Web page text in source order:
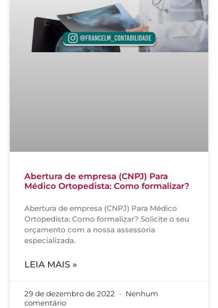
Abertura de empresa (CNPJ) Para
Médico Ortopedista: Como formalizar?
Abertura de empresa (CNPJ) Para Médico
Ortopedista: Como formalizar? Solicite o seu
orçamento com a nossa assessoria
especializada.
LEIA MAIS »
29 de dezembro de 2022
Nenhum
comentário